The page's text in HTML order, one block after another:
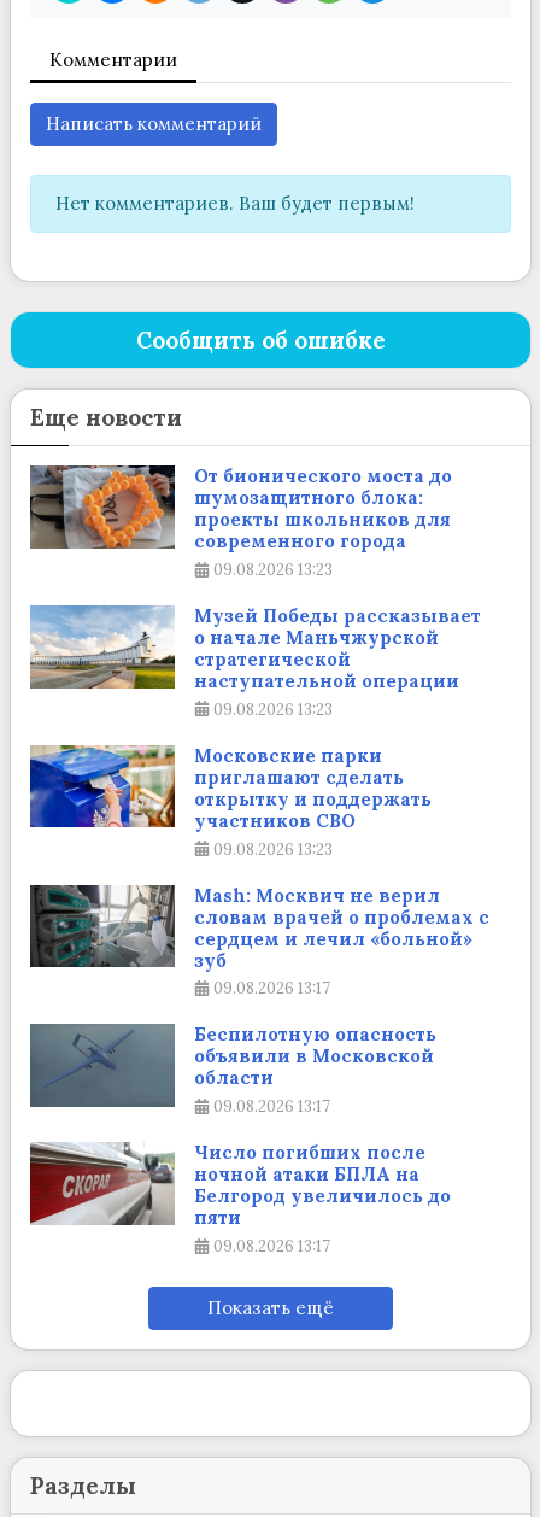
Комментарии
Написать комментарий
Нет комментариев. Ваш будет первым!
Сообщить об ошибке
Еще новости
От бионического моста до
шумозащитного блока:
проекты школьников для
современного города
09.08.2026 13:23
Музей Победы рассказывает
о начале Маньчжурской
стратегической
наступательной операции
09.08.2026 13:23
Московские парки
приглашают сделать
открытку и поддержать
участников СВО
09.08.2026 13:23
Mash: Москвич не верил
словам врачей о проблемах с
сердцем и лечил «больной»
зуб
09.08.2026 13:17
Беспилотную опасность
объявили в Московской
области
09.08.2026 13:17
Число погибших после
ночной атаки БПЛА на
Белгород увеличилось до
пяти
09.08.2026 13:17
Показать ещё
Разделы